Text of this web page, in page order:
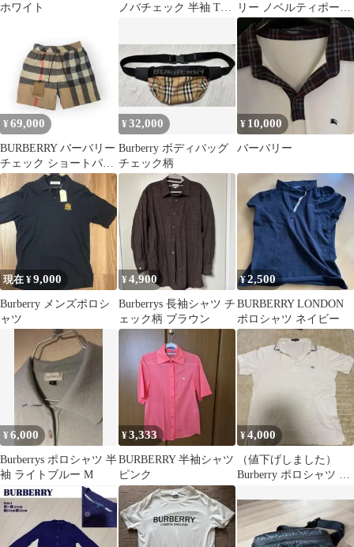
ホワイト
ノバチェック 半袖 Tシ
リー ノベルティポーチ
【新品未使用】
¥ 69,000
BURBERRY バーバリー
チェック ショートパン
ツ S
¥32,000
Burberry ボディバッグ
チェック柄
¥ 10,000
バーバリー
現在 ¥9,000
Burberry メンズポロシ
ャツ
¥4,900
Burberrys 長袖シャツ チ
ェック柄 ブラウン
¥2,500
BURBERRY LONDON
ポロシャツ ネイビー
¥6,000
Burberrys ポロシャツ 半
袖 ライトブルー M
¥3,333
BURBERRY 半袖シャツ
ピンク
¥4,000
（値下げしました）
Burberry ポロシャツ ホ